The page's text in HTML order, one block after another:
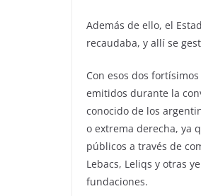
Además de ello, el
recaudaba, y allí se
Con esos dos
emitidos durante la
conocido de los
o extrema derecha, ya
públicos a través de
Lebacs, Leliqs y otras
fundaciones.